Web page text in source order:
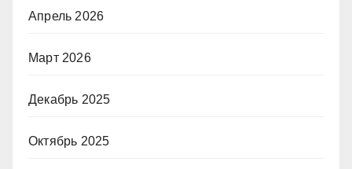
Апрель 2026
Март 2026
Декабрь 2025
Октябрь 2025